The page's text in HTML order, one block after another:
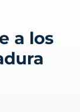
a los